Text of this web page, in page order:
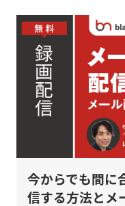
今からでも間に
信する方法とメ